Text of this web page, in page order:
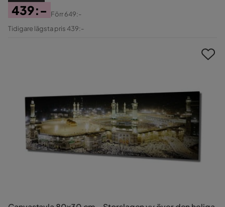
Pris
439:-
Original
Förr649:-
Tidigare lägsta pris 439:-